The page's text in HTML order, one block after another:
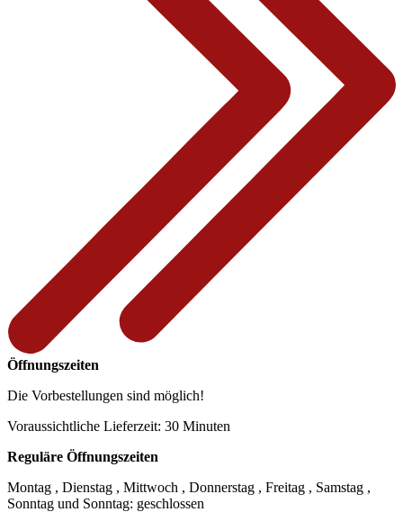
Öffnungszeiten
Die Vorbestellungen sind möglich!
Voraussichtliche Lieferzeit: 30 Minuten
Reguläre Öffnungszeiten
Montag , Dienstag , Mittwoch , Donnerstag , Freitag , Samstag ,
Sonntag und Sonntag: geschlossen